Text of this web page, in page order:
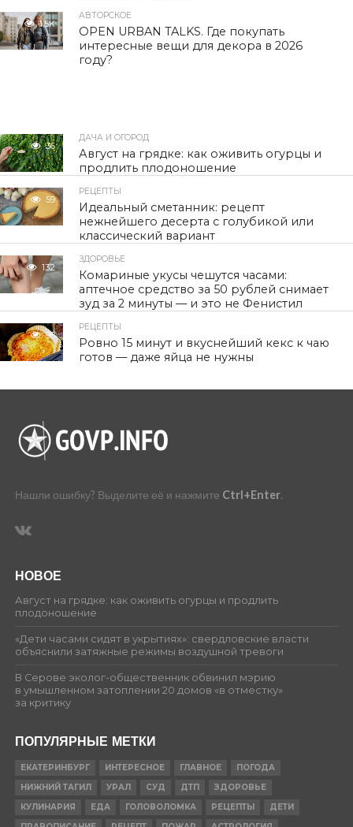
1.5K
АВТОРСКОЕ
OPEN URBAN TALKS. Где покупать
интересные вещи для декора в 2026
году?
36
ДАЧА И ОГОРОД
Август на грядке: как оживить огурцы и
продлить плодоношение
59
РЕЦЕПТЫ
Идеальный сметанник: рецепт
нежнейшего десерта с голубикой или
классический вариант
132
ЗДОРОВЬЕ
Комариные укусы чешутся часами:
аптечное средство за 50 рублей снимает
зуд за 2 минуты — и это не Фенистил
98
РЕЦЕПТЫ
Ровно 15 минут и вкуснейший кекс к чаю
готов — даже яйца не нужны
Нашли ошибку? Выделите её и нажмите Ctrl+Enter.
НОВОЕ
Август на грядке: как оживить огурцы и продлить
плодоношение
«Дети часами сидят в укрытиях»: свердловские власти
объяснили затяжные режимы воздушной тревоги
В Серове эколог-общественник обвинил мэрию
в умышленном затоплении 20 домов «в отместку»
за критику
ПОПУЛЯРНЫЕ МЕТКИ
ЕКАТЕРИНБУРГ ИНТЕРЕСНОЕ ГЛАВНОЕ
ПОГОДА
НИЖНИЙ ТАГИЛ
УРАЛ СУД ДТП
ЗДОРОВЬЕ
КУЛИНАРИЯ
ЕДА ГОЛОВОЛОМКА РЕЦЕПТЫ
ДЕТИ